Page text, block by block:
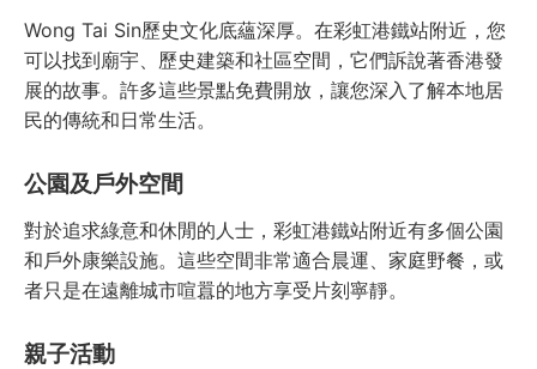
Wong Tai Sin歷史文化底蘊深厚。在彩虹港鐵站附近，您
可以找到廟宇、歷史建築和社區空間，它們訴說著香港發
展的故事。許多這些景點免費開放，讓您深入了解本地居
民的傳統和日常生活。
公園及戶外空間
對於追求綠意和休閒的人士，彩虹港鐵站附近有多個公園
和戶外康樂設施。這些空間非常適合晨運、家庭野餐，或
者只是在遠離城市喧囂的地方享受片刻寧靜。
親子活動